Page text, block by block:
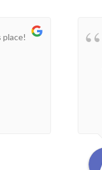
place!